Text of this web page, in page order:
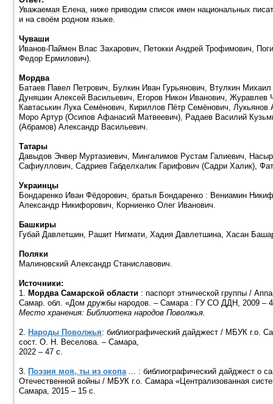
Уважаемая Елена, ниже приводим список имен национальных
и на своём родном языке.
Чуваши
Иванов-Паймен Влас Захарович, Петокки Андрей Трофимович,
Федор Eрмилович).
Мордва
Батаев Павел Петрович, Булкин Иван Гурьянович, Втулкин
Дуняшин Алексей Васильевич, Егоров Никон Иванович, Журавлев
Кавтаськин Лука Семёнович, Кириллов Пётр Семёнович,
Моро Артур (Осипов Афанасий Матвеевич), Радаев Василий
(Абрамов) Александр Васильевич.
Татары
Давыдов Энвер Муртазиевич, Мингалимов Рустам Галиевич,
Сафиуллович, Садриев Габделхалик Гарифович (Садри Халик),
Украинцы
Бондаренко Иван Фёдорович, братья Бондаренко : Вениамин
Александр Никифорович, Корниенко Олег Иванович.
Башкиры
Губай Давлетшин, Рашит Нигмати, Хадия Давлетшина, Хасан
Поляки
Малиновский Александр Станиславович.
Источники:
1.Мордва Самарской области : паспорт этнической группы /
Самар. обл. «Дом дружбы народов. – Самара : ГУ СО ДДН, 2009 –
Место хранения: Библиотека народов Поволжья.
2.Народы Поволжья: библиографический дайджест / МБУК г.о.
сост. О. Н. Веселова. – Самара,
2022 – 47 с.
3.Поэзия моя, ты из окопа ... : библиографический дайджест о
Отечественной войны / МБУК г.о. Самара «Централизованная
Самара, 2015 – 15 с.